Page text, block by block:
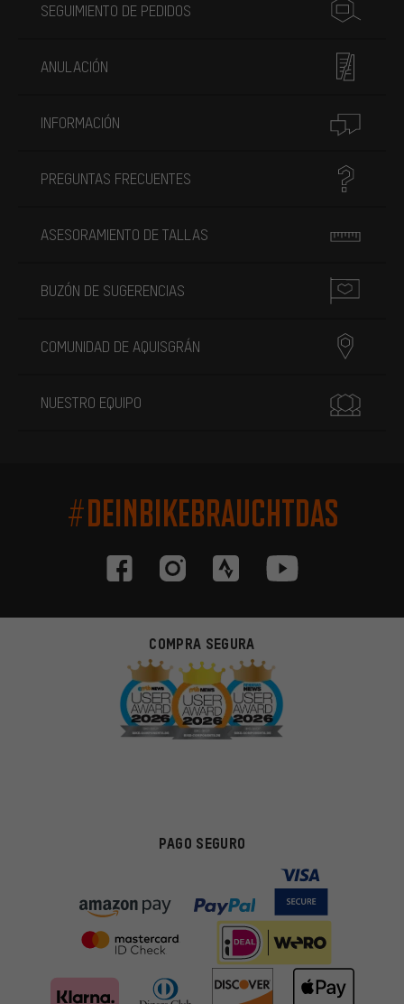
SEGUIMIENTO DE PEDIDOS
ANULACIÓN
INFORMACIÓN
PREGUNTAS FRECUENTES
ASESORAMIENTO DE TALLAS
BUZÓN DE SUGERENCIAS
COMUNIDAD DE AQUISGRÁN
NUESTRO EQUIPO
#DEINBIKEBRAUCHTDAS
COMPRA SEGURA
PAGO SEGURO